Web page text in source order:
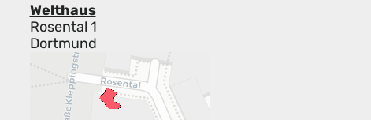
Welthaus
Rosental 1
Dortmund